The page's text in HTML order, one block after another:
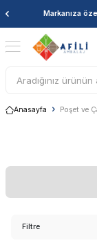
Markanıza
Anasayfa Poşet ve
Filtre